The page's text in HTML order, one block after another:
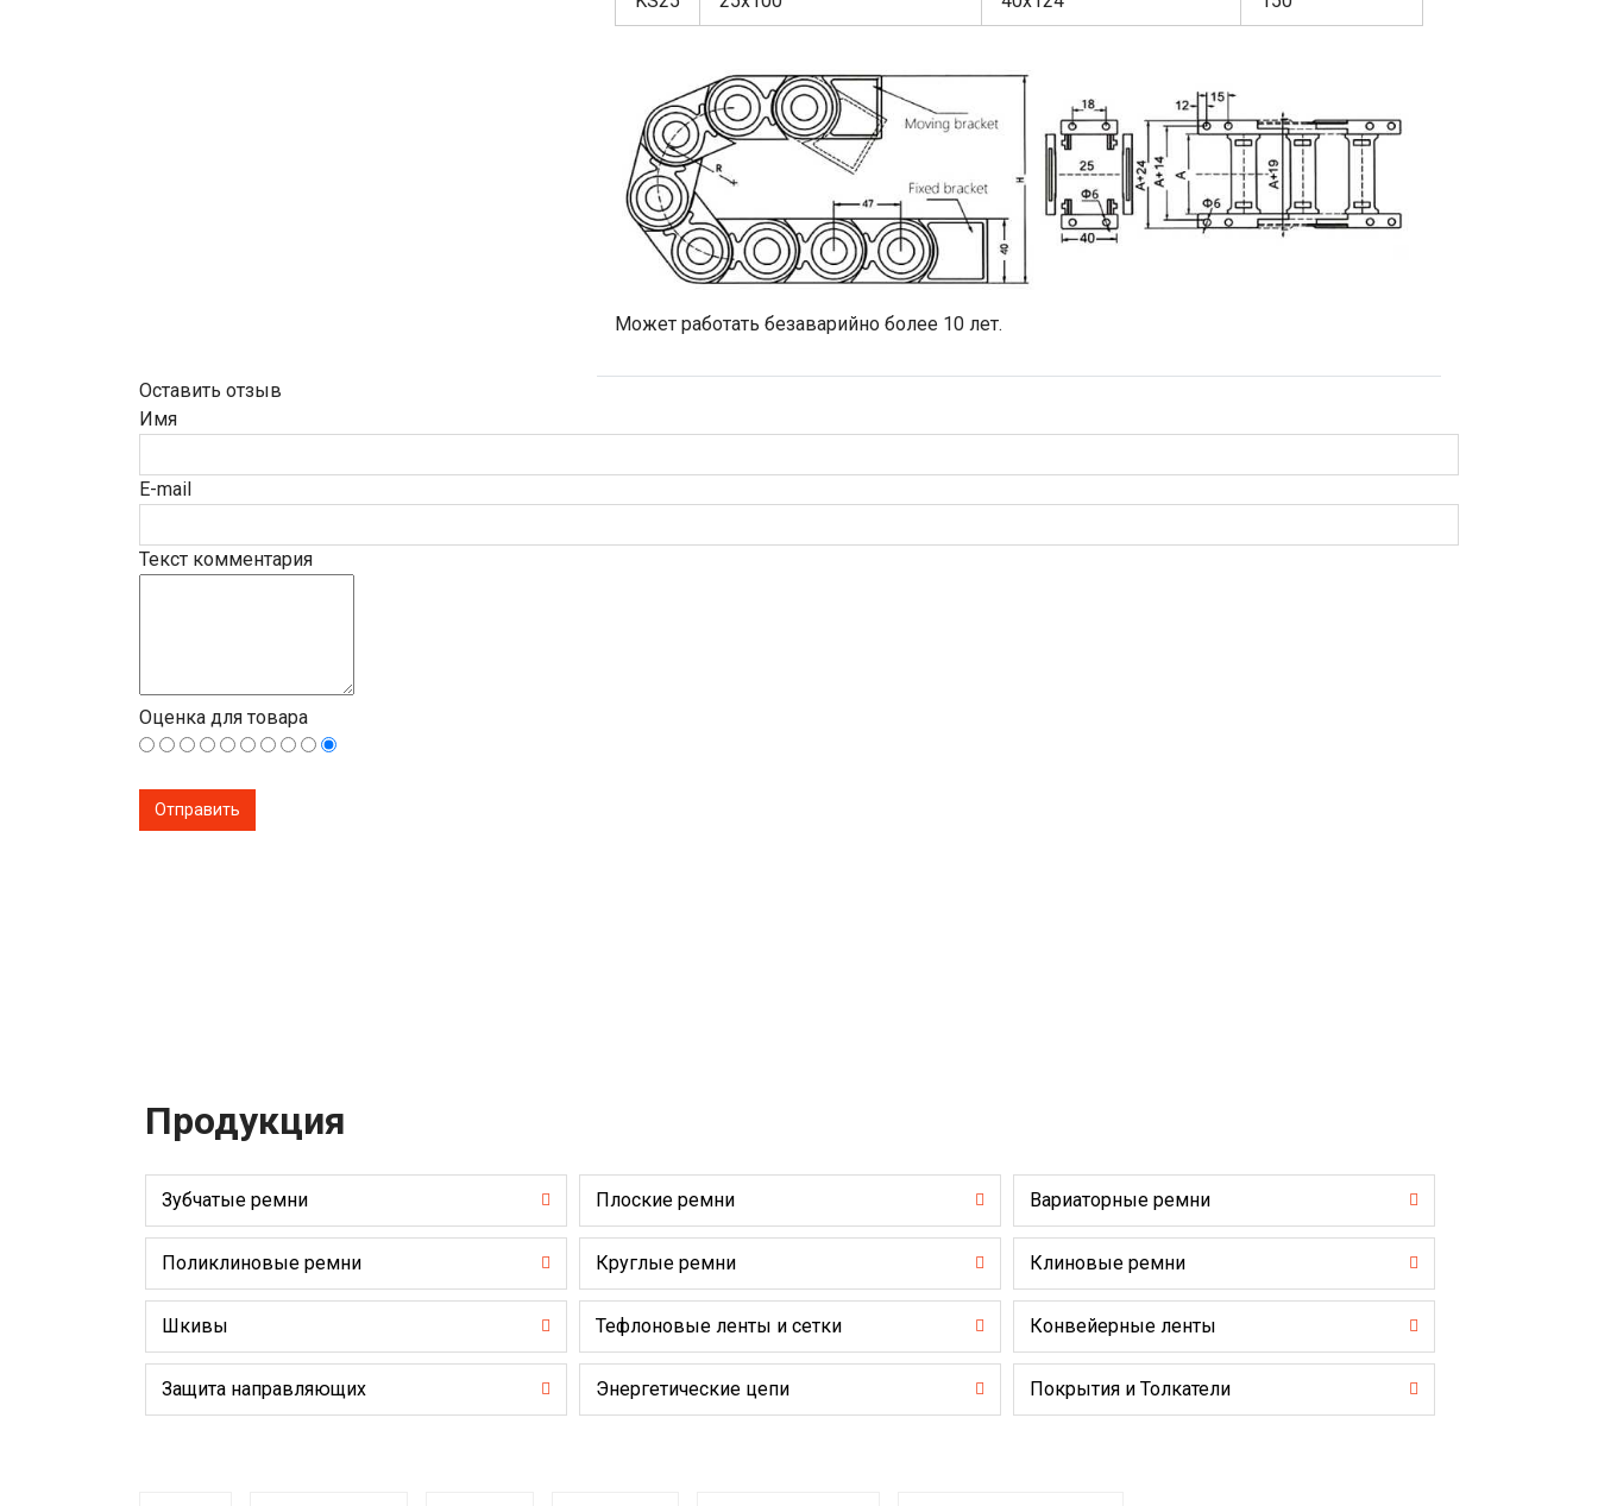
Может работать безаварийно более 10 лет.
Оставить отзыв
Имя
E-mail
Текст комментария
Оценка для товара
Продукция
Зубчатые ремни Плоские ремни Вариаторные ремни
Поликлиновые ремни Круглые ремни Клиновые ремни
Шкивы Тефлоновые ленты и сетки Конвейерные ленты
Защита направляющих Энергетические цепи Покрытия и Толкатели